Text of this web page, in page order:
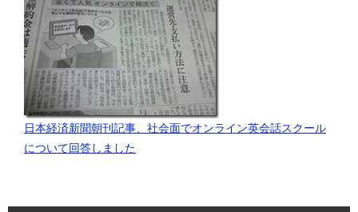
日本経済新聞朝刊記事、社会面でオンライン英会話スクール
について回答しました